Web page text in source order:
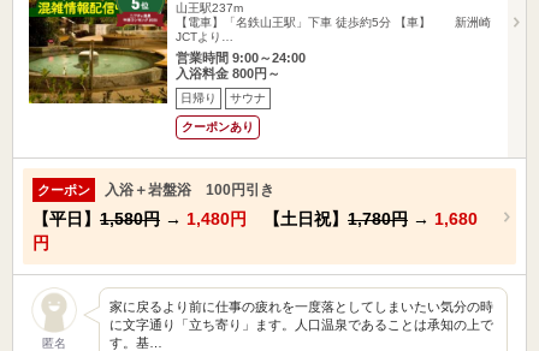
山王駅237m
【電車】「名鉄山王駅」下車 徒歩約5分 【車】 新洲崎
JCTより…
営業時間 9:00～24:00
入浴料金 800円～
日帰り サウナ
クーポンあり
クーポン 入浴＋岩盤浴 100円引き
【平日】 1,580円 → 1,480円 【土日祝】 1,780円 → 1,680
円
匿名
家に戻るより前に仕事の疲れを一度落としてしまいたい気分の時
に文字通り「立ち寄り」ます。人口温泉であることは承知の上で
す。基…